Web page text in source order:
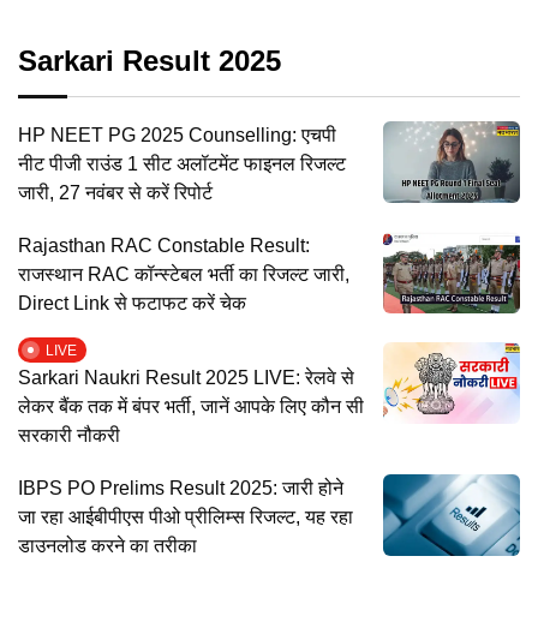
Sarkari Result 2025
HP NEET PG 2025 Counselling: एचपी
नीट पीजी राउंड 1 सीट अलॉटमेंट फाइनल रिजल्ट
जारी, 27 नवंबर से करें रिपोर्ट
Rajasthan RAC Constable Result:
राजस्थान RAC कॉन्स्टेबल भर्ती का रिजल्ट जारी,
Direct Link से फटाफट करें चेक
LIVE
Sarkari Naukri Result 2025 LIVE: रेलवे से
लेकर बैंक तक में बंपर भर्ती, जानें आपके लिए कौन सी
सरकारी नौकरी
IBPS PO Prelims Result 2025: जारी होने
जा रहा आईबीपीएस पीओ प्रीलिम्स रिजल्ट, यह रहा
डाउनलोड करने का तरीका